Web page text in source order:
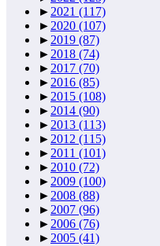
► 2021 (117)
► 2020 (107)
► 2019 (87)
► 2018 (74)
► 2017 (70)
► 2016 (85)
► 2015 (108)
► 2014 (90)
► 2013 (113)
► 2012 (115)
► 2011 (101)
► 2010 (72)
► 2009 (100)
► 2008 (88)
► 2007 (96)
► 2006 (76)
► 2005 (41)